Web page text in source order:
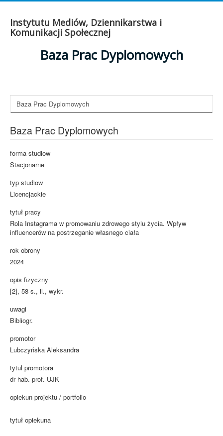
Instytutu Mediów, Dziennikarstwa i
Komunikacji Społecznej
Baza Prac Dyplomowych
Baza Prac Dyplomowych
Baza Prac Dyplomowych
forma studiow
Stacjonarne
typ studiow
Licencjackie
tytuł pracy
Rola Instagrama w promowaniu zdrowego stylu życia. Wpływ
influencerów na postrzeganie własnego ciała
rok obrony
2024
opis fizyczny
[2], 58 s., il., wykr.
uwagi
Bibliogr.
promotor
Lubczyńska Aleksandra
tytul promotora
dr hab. prof. UJK
opiekun projektu / portfolio
tytuł opiekuna